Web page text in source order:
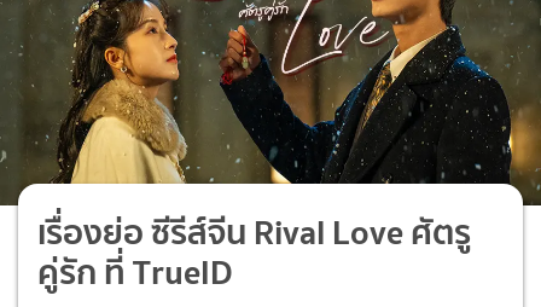
เรื่องย่อ ซีรีส์จีน Rival Love ศัตรู
คู่รัก ที่ TrueID